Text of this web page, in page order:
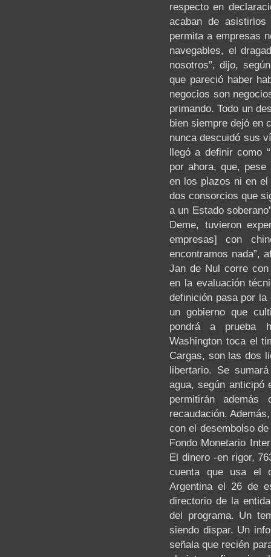
respecto en
acaban de
permita a empresas
navegables, el
nosotros”, dijo,
que pareció haber
negocios son
primando. Todo un
bien siempre dejó en
nunca descuidó sus
llegó a definir como
por ahora, que, pese
en los plazos ni en el
dos consorcios que
a un Estado
Deme, tuvieron
empresas] con
encontramos nada”,
Jan de Nul corre
en la evaluación
definición pasa por
un gobierno que
pondrá a prueba
Washington toca el
Cargas, son las dos
libertario. Se
agua, según anticipó
permitirán
recaudación.
con el desembolso
Fondo Monetario
El dinero -en rigor,
cuenta que usa el
Argentina el 26 de
directorio de la
del programa. Un
siendo dispar. Un
señala que recién